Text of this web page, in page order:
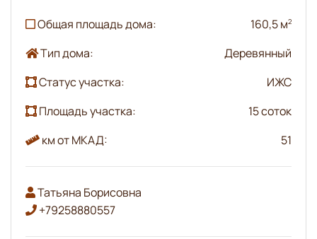
Общая площадь дома: 160,5 м2
Тип дома:
Деревянный
Статус участка:
ИЖС
Площадь участка:
15 соток
км от МКАД:
51
Татьяна Борисовна
+79258880557